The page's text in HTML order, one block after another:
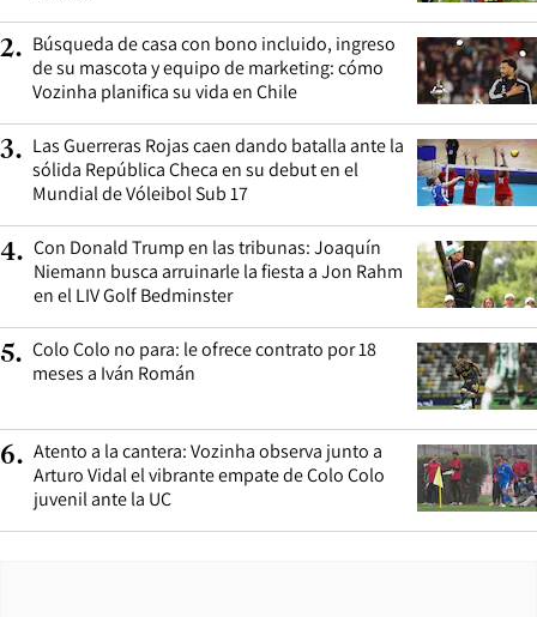
2. Búsqueda de casa con bono incluido, ingreso
de su mascota y equipo de marketing: cómo
Vozinha planifica su vida en Chile
3. Las Guerreras Rojas caen dando batalla ante la
sólida República Checa en su debut en el
Mundial de Vóleibol Sub 17
4. Con Donald Trump en las tribunas: Joaquín
Niemann busca arruinarle la fiesta a Jon Rahm
en el LIV Golf Bedminster
5. Colo Colo no para: le ofrece contrato por 18
meses a Iván Román
6. Atento a la cantera: Vozinha observa junto a
Arturo Vidal el vibrante empate de Colo Colo
juvenil ante la UC